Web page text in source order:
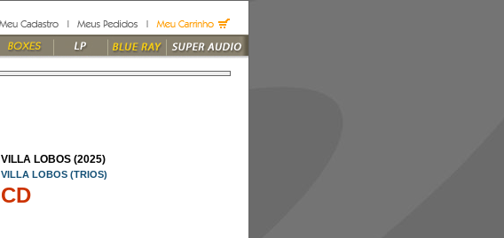
VILLA LOBOS (2025)
VILLA LOBOS (TRIOS)
CD